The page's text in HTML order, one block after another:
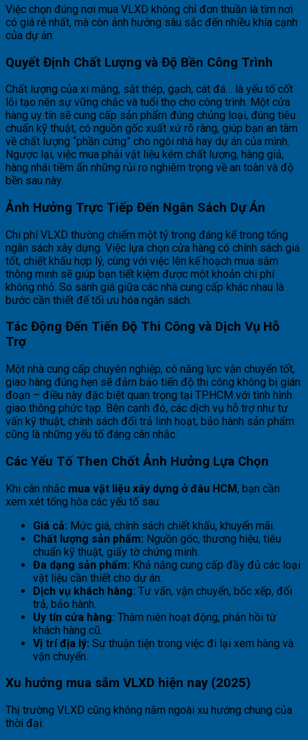
Việc chọn đúng nơi mua VLXD không chỉ đơn thuần là tìm nơi
có giá rẻ nhất, mà còn ảnh hưởng sâu sắc đến nhiều khía cạnh
của dự án:
Quyết Định Chất Lượng và Độ Bền Công Trình
Chất lượng của xi măng, sắt thép, gạch, cát đá… là yếu tố cốt
lõi tạo nên sự vững chắc và tuổi thọ cho công trình. Một cửa
hàng uy tín sẽ cung cấp sản phẩm đúng chủng loại, đúng tiêu
chuẩn kỹ thuật, có nguồn gốc xuất xứ rõ ràng, giúp bạn an tâm
về chất lượng “phần cứng” cho ngôi nhà hay dự án của mình.
Ngược lại, việc mua phải vật liệu kém chất lượng, hàng giả,
hàng nhái tiềm ẩn những rủi ro nghiêm trọng về an toàn và độ
bền sau này.
Ảnh Hưởng Trực Tiếp Đến Ngân Sách Dự Án
Chi phí VLXD thường chiếm một tỷ trọng đáng kể trong tổng
ngân sách xây dựng. Việc lựa chọn cửa hàng có chính sách giá
tốt, chiết khấu hợp lý, cùng với việc lên kế hoạch mua sắm
thông minh sẽ giúp bạn tiết kiệm được một khoản chi phí
không nhỏ. So sánh giá giữa các nhà cung cấp khác nhau là
bước cần thiết để tối ưu hóa ngân sách.
Tác Động Đến Tiến Độ Thi Công và Dịch Vụ Hỗ
Trợ
Một nhà cung cấp chuyên nghiệp, có năng lực vận chuyển tốt,
giao hàng đúng hẹn sẽ đảm bảo tiến độ thi công không bị gián
đoạn – điều này đặc biệt quan trọng tại TP.HCM với tình hình
giao thông phức tạp. Bên cạnh đó, các dịch vụ hỗ trợ như tư
vấn kỹ thuật, chính sách đổi trả linh hoạt, bảo hành sản phẩm
cũng là những yếu tố đáng cân nhắc.
Các Yếu Tố Then Chốt Ảnh Hưởng Lựa Chọn
Khi cân nhắc mua vật liệu xây dựng ở đâu HCM, bạn cần
xem xét tổng hòa các yếu tố sau:
Giá cả: Mức giá, chính sách chiết khấu, khuyến mãi.
Chất lượng sản phẩm: Nguồn gốc, thương hiệu, tiêu
chuẩn kỹ thuật, giấy tờ chứng minh.
Đa dạng sản phẩm: Khả năng cung cấp đầy đủ các loại
vật liệu cần thiết cho dự án.
Dịch vụ khách hàng: Tư vấn, vận chuyển, bốc xếp, đổi
trả, bảo hành.
Uy tín cửa hàng: Thâm niên hoạt động, phản hồi từ
khách hàng cũ.
Vị trí địa lý: Sự thuận tiện trong việc đi lại xem hàng và
vận chuyển.
Xu hướng mua sắm VLXD hiện nay (2025)
Thị trường VLXD cũng không nằm ngoài xu hướng chung của
thời đại: